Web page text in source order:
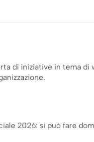
di iniziative in tema di
2026: si può fare